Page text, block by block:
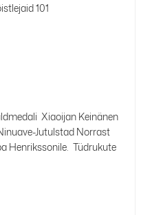
101
Xiaoijan Keinänen
Jutulstad Norrast
Henrikssonile. Tüdrukute